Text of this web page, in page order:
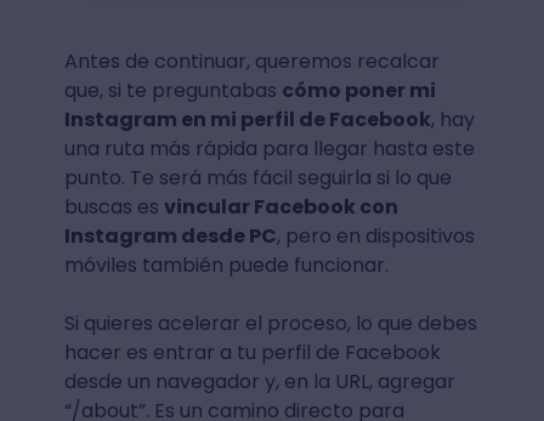
Antes de continuar, queremos recalcar
que, si te preguntabas cómo poner mi
Instagram en mi perfil de Facebook, hay
una ruta más rápida para llegar hasta este
punto. Te será más fácil seguirla si lo que
buscas es vincular Facebook con
Instagram desde PC, pero en dispositivos
móviles también puede funcionar.
Si quieres acelerar el proceso, lo que debes
hacer es entrar a tu perfil de Facebook
desde un navegador y, en la URL, agregar
“/about”. Es un camino directo para